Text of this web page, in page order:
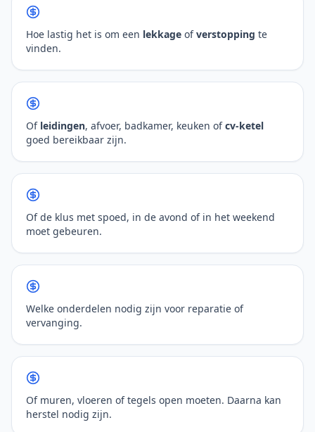
Hoe lastig het is om een lekkage ofverstopping te
vinden.
Of leidingen, afvoer, badkamer, keuken ofcv-ketel
goed bereikbaar zijn.
Of de klus met spoed, in de avond of in het weekend
moet gebeuren.
Welke onderdelen nodig zijn voor reparatie of
vervanging.
Of muren, vloeren of tegels open moeten. Daarna kan
herstel nodig zijn.